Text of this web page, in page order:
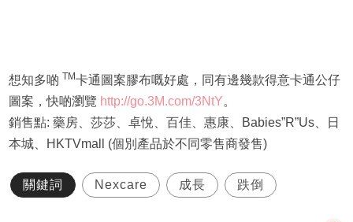
想知多啲 TM卡通圖案膠布嘅好處，同有邊幾款得意卡通公仔
圖案，快啲瀏覽 http://go.3M.com/3NtY。
銷售點: 藥房、莎莎、卓悅、百佳、惠康、Babies”R”Us、日
本城、HKTVmall (個別產品於不同零售商發售)
關鍵詞 Nexcare 成長 跌倒